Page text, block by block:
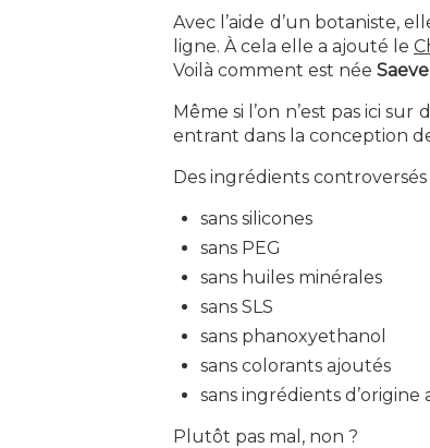
Avec l’aide d’un botaniste,
ligne. À cela elle a ajouté le
Voilà comment est née Saeve
Même si l’on n’est pas ici
entrant dans la conception
Des ingrédients controversés
sans silicones
sans PEG
sans huiles minérales
sans SLS
sans phanoxyethanol
sans colorants ajoutés
sans ingrédients d’origine
Plutôt pas mal, non ?